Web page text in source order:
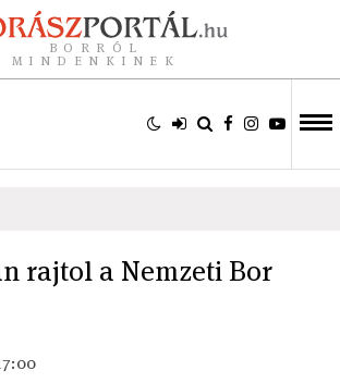
BORRÓL
MINDENKINEK
rajtol a Nemzeti Bor